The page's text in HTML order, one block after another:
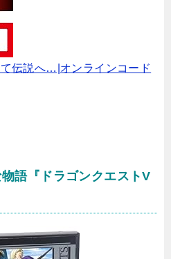
伝説へ…|オンラインコード
語『ドラゴンクエストV